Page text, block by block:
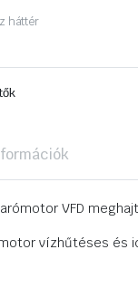
háttér
VFD
vízhűtéses és